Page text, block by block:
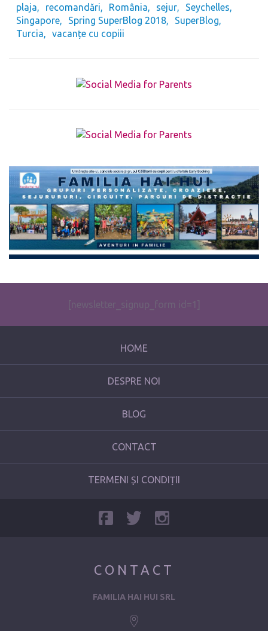
plaja
recomandări România sejur
Seychelles
Singapore
Spring SuperBlog 2018
SuperBlog
Turcia
vacanțe cu copiii
The form you have selected does not exist.
[newsletter_signup_form id=1]
HOME
DESPRE NOI
BLOG
CONTACT
TERMENI ȘI CONDIȚII
CONTACT
FAMILIA HAI HUI SRL